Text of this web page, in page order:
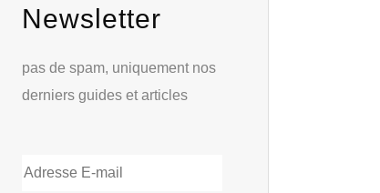
Newsletter
pas de spam, uniquement nos
derniers guides et articles